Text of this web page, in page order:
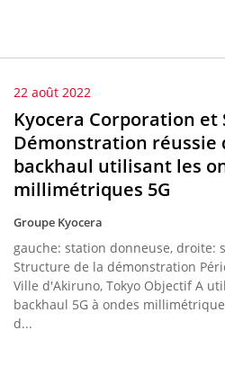
22 août 2022
Kyocera Corporation et
Démonstration réussie
backhaul utilisant les
millimétriques 5G
Groupe Kyocera
gauche: station donneuse,
Structure de la démonstration Période Janvier - avril 2022 Lieu
Ville d'Akiruno, Tokyo Objectif A utilisé un système test de
backhaul 5G à ondes
d...